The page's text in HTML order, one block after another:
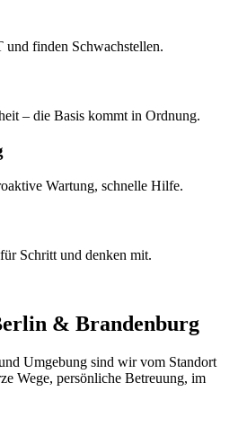
finden Schwachstellen.
– die Basis kommt in Ordnung.
Wartung, schnelle Hilfe.
Schritt und denken mit.
& Brandenburg
Umgebung sind wir vom Standort
Wege, persönliche Betreuung, im